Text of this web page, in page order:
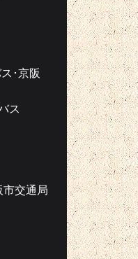
･京阪
ス
市交通局